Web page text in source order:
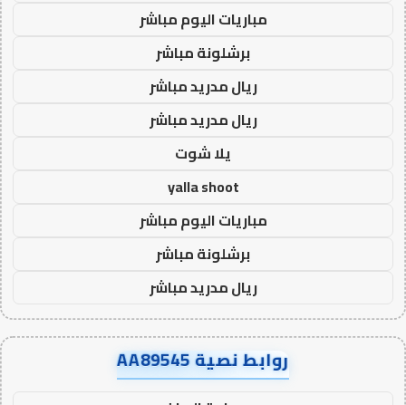
مباريات اليوم مباشر
برشلونة مباشر
ريال مدريد مباشر
ريال مدريد مباشر
يلا شوت
yalla shoot
مباريات اليوم مباشر
برشلونة مباشر
ريال مدريد مباشر
روابط نصية AA89545